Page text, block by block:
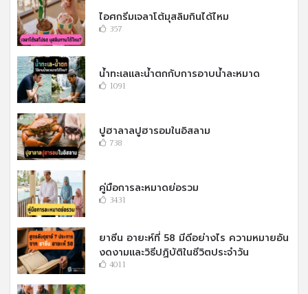
ไอศกรีมเจลาโต้มุสลิมกินได้ไหม
357
น้ำทะเลและน้ำตกกับการอาบน้ำละหมาด
1091
ปูฮาลาลปูฮารอมในอิสลาม
738
คู่มือการละหมาดย่อรวม
3431
ยาซีน อายะห์ที่ 58 มีดีอย่างไร ความหมายอัน
งดงามและวิธีปฏิบัติในชีวิตประจำวัน
4011